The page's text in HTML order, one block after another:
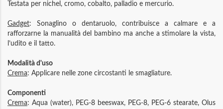
Testata per nichel, cromo, cobalto, palladio e mercurio.
Gadget: Sonaglino o dentaruolo, contribuisce a calmare e a
rafforzarne la manualità del bambino ma anche a stimolare la vista,
l’udito e il tatto.
Modalità d'uso
Crema: Applicare nelle zone circostanti le smagliature.
Componenti
Crema: Aqua (water), PEG-8 beeswax, PEG-8, PEG-6 stearate, Olus